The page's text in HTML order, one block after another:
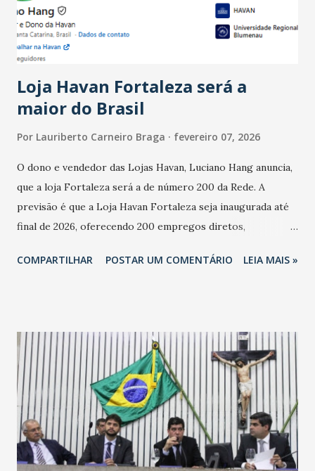
estabelecimentos no prejuízo ficou em 19%, pouco abaixo
do observado no mês anterior. Outros 1% não existiam em
novembro. Em relação a outubro, o faturamento também
cresceu. De acordo com a pesquisa, 44% dos n...
Loja Havan Fortaleza será a
maior do Brasil
Por Lauriberto Carneiro Braga fevereiro 07, 2026
O dono e vendedor das Lojas Havan, Luciano Hang anuncia,
que a loja Fortaleza será a de número 200 da Rede. A
previsão é que a Loja Havan Fortaleza seja inaugurada até
final de 2026, oferecendo 200 empregos diretos,
Havan Fortaleza ainda não foi anunciada oficialmente, mas
COMPARTILHAR POSTAR UM COMENTÁRIO LEIA MAIS »